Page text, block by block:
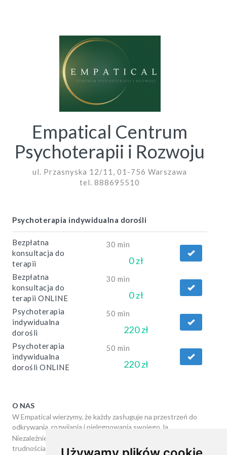
Empatical Centrum
Psychoterapii i Rozwoju
ul. Przasnyska 12/11, 01-756 Warszawa
tel. 888695510
Psychoterapia indywidualna dorośli
Bezpłatna
konsultacja do
terapii
30 min
0 zł
Bezpłatna
konsultacja do
terapii ONLINE
30 min
0 zł
Psychoterapia
indywidualna
dorośli
50 min
220 zł
Psychoterapia
indywidualna
dorośli ONLINE
50 min
220 zł
O NAS
W Empatical wierzymy, że każdy zasługuje na przestrzeń do
odkrywania, rozwijania i pielęgnowania swojego Ja.
Niezależnie od tego, czy szukasz wsparcia w radzeniu sobie z
trudnościami, czy chcesz lepiej zrozumieć samego siebie,